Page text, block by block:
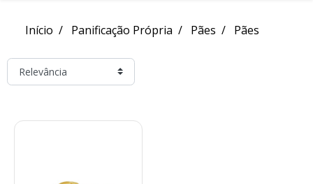
Início Panificação Própria Pães Pães